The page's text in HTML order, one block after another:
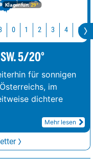
Klagenfurt 29°
0 1 2 3 4 5
5/20°
für sonnigen
im
dichtere
Mehr lesen